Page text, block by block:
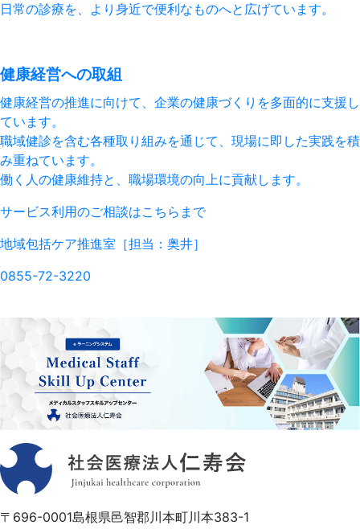
日常の診療を、より身近で便利なものへと広げています。
健康経営への取組
健康経営の推進に向けて、企業の健康づくりを多面的に支援し
ています。
職域健診を含む各種取り組みを通じて、現場に即した実践を積
み重ねています。
働く人の健康維持と、職場環境の向上に貢献します。
サービス利用のご相談はこちらまで
地域包括ケア推進室 ［担当：奥井］
0855-72-3220
〒696-0001島根県邑智郡川本町川本383-1